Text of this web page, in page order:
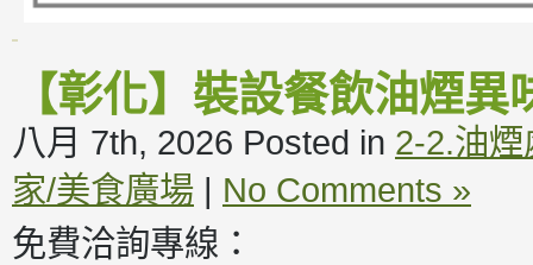
【彰化】裝設餐飲油煙
八月 7th, 2026 Posted in 2-2.油
家/美食廣場 | No Comments »
免費洽詢專線：